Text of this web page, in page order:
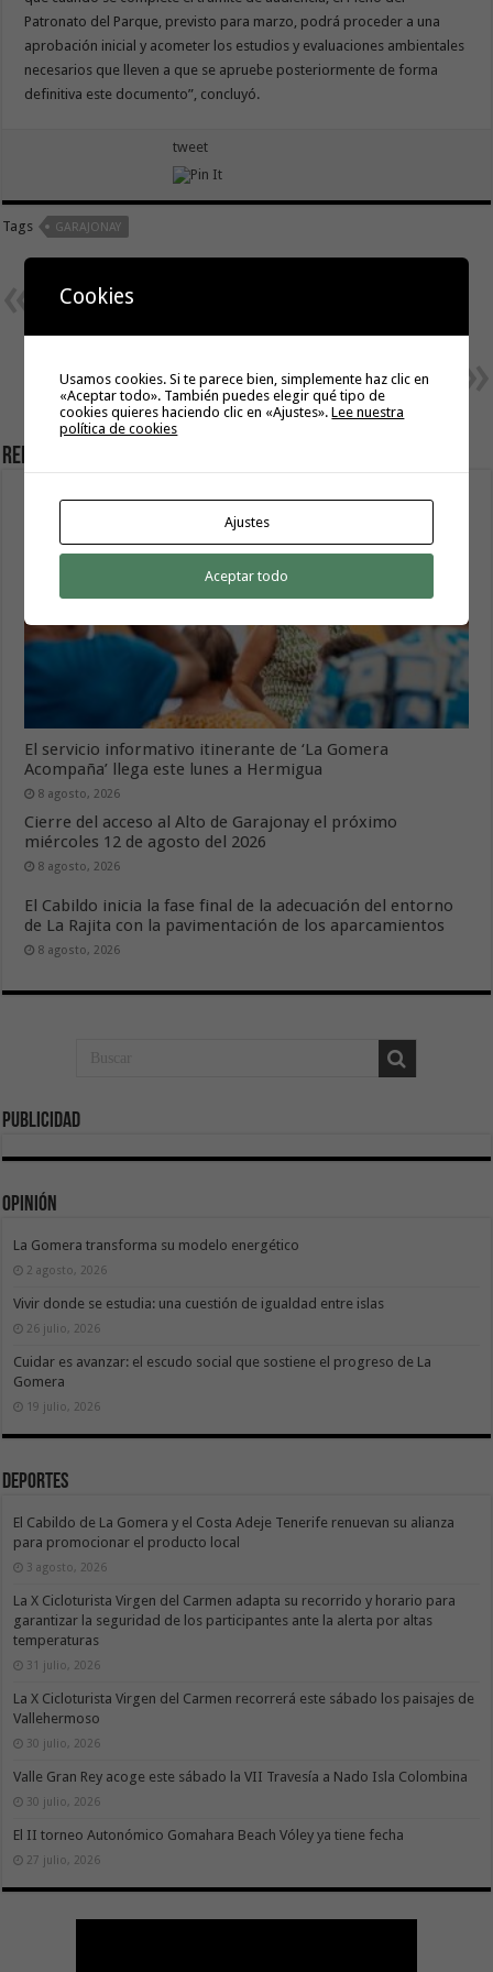
Patronato del Parque, previsto para marzo, podrá proceder a una
aprobación inicial y acometer los estudios y evaluaciones ambientales
necesarios que lleven a que se apruebe posteriormente de forma
definitiva este documento”, concluyó.
tweet
Tags GARAJONAY
Canarias cierra 2021 con una
recuperación del 57% del PIB
«BBC (bodas, bautizos y
comuniones)» por Benjamín
Trujillo
Related Articles
El servicio informativo itinerante de ‘La Gomera
Acompaña’ llega este lunes a Hermigua
8 agosto, 2026
Cierre del acceso al Alto de Garajonay el próximo
miércoles 12 de agosto del 2026
8 agosto, 2026
El Cabildo inicia la fase final de la adecuación del entorno
de La Rajita con la pavimentación de los aparcamientos
8 agosto, 2026
Publicidad
Opinión
La Gomera transforma su modelo energético
2 agosto, 2026
Vivir donde se estudia: una cuestión de igualdad entre islas
26 julio, 2026
Cuidar es avanzar: el escudo social que sostiene el progreso de La
Gomera
19 julio, 2026
Deportes
El Cabildo de La Gomera y el Costa Adeje Tenerife renuevan su alianza
para promocionar el producto local
3 agosto, 2026
La X Cicloturista Virgen del Carmen adapta su recorrido y horario para
garantizar la seguridad de los participantes ante la alerta por altas
temperaturas
31 julio, 2026
La X Cicloturista Virgen del Carmen recorrerá este sábado los paisajes de
Vallehermoso
30 julio, 2026
Valle Gran Rey acoge este sábado la VII Travesía a Nado Isla Colombina
30 julio, 2026
El II torneo Autonómico Gomahara Beach Vóley ya tiene fecha
27 julio, 2026
Cookies
Usamos cookies. Si te parece bien, simplemente haz clic en
«Aceptar todo». También puedes elegir qué tipo de
cookies quieres haciendo clic en «Ajustes».Lee nuestra
política de cookies
Ajustes
Aceptar todo